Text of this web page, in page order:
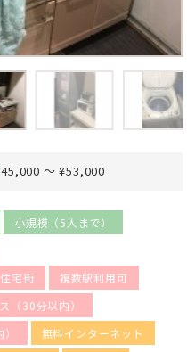
～ ¥53,000
小規模（5人まで）
住宅街
複数駅利用可
（30分以内）
無料インターネット